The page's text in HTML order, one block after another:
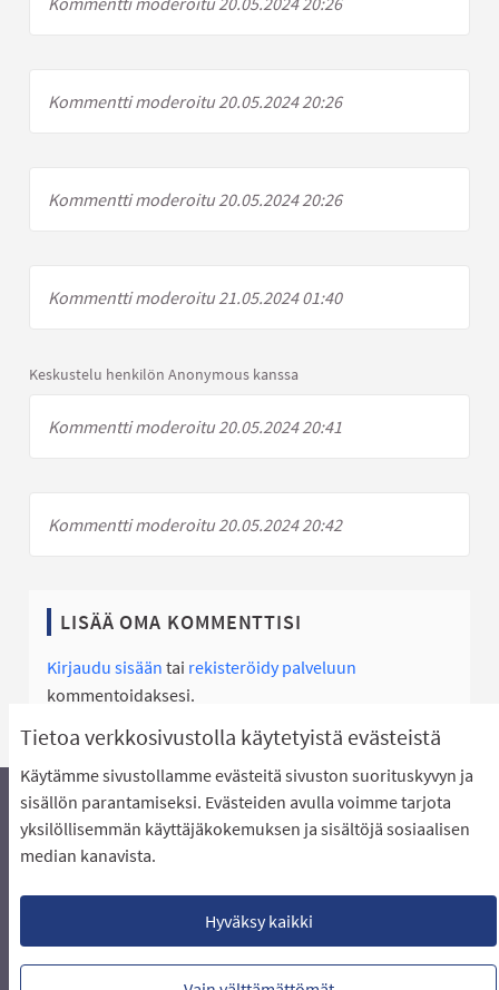
Tietoa verkkosivustolla käytetyistä evästeistä
Käytämme sivustollamme evästeitä sivuston suorituskyvyn ja
sisällön parantamiseksi. Evästeiden avulla voimme tarjota
yksilöllisemmän käyttäjäkokemuksen ja sisältöjä sosiaalisen
median kanavista.
Hyväksy kaikki
Kommentti moderoitu 20.05.2024 20:26
Kommentti moderoitu 20.05.2024 20:26
Kommentti moderoitu 21.05.2024 01:40
Keskustelu henkilön Anonymous kanssa
Kommentti moderoitu 20.05.2024 20:41
Kommentti moderoitu 20.05.2024 20:42
LISÄÄ OMA KOMMENTTISI
Kirjaudu sisään tai rekisteröidy palveluun
kommentoidaksesi.
Äänestyksen pikaohjeet
Usein kysytyt kysymykset
Näin äänestät Asukasbudjetissa
Lataa avoimet datatiedostot
Evästeasetukset